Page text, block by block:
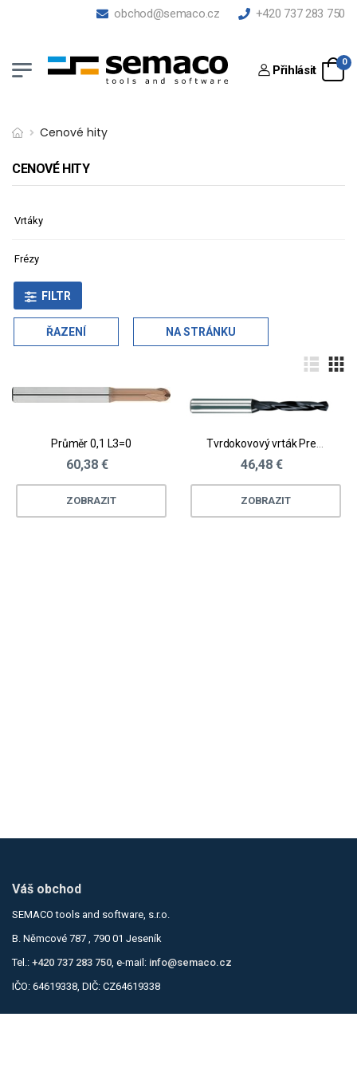
obchod@semaco.cz +420 737 283 750
Přihlásit
0
Cenové hity
CENOVÉ HITY
Vrtáky
Frézy
FILTR
ŘAZENÍ NA STRÁNKU
Průměr 0,1 L3=0
60,38 €
ZOBRAZIT
46,48 €
ZOBRAZIT
Váš obchod
SEMACO tools and software, s.r.o.
B. Němcové 787 , 790 01 Jeseník
Tel.: +420 737 283 750, e-mail: info@semaco.cz
IČO: 64619338, DIČ: CZ64619338